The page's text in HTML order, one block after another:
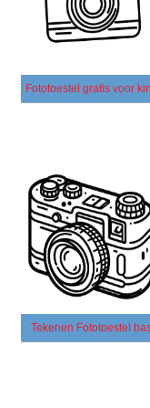
Tekenen Fototoestel